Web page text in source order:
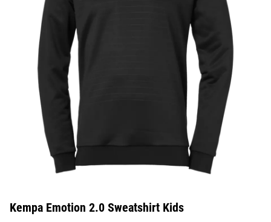
Kempa Emotion 2.0 Sweatshirt Kids